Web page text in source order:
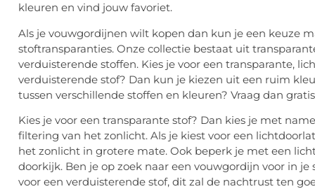
kleuren en vind jouw favoriet.
Als je vouwgordijnen wilt kopen dan kun je een keuze
stoftransparanties. Onze collectie bestaat uit
verduisterende stoffen. Kies je voor een transparante,
verduisterende stof? Dan kun je kiezen uit een ruim
tussen verschillende stoffen en kleuren? Vraag dan
Kies je voor een transparante stof? Dan kies je met
filtering van het zonlicht. Als je kiest voor een
het zonlicht in grotere mate. Ook beperk je met een
doorkijk. Ben je op zoek naar een vouwgordijn voor in je
voor een verduisterende stof, dit zal de nachtrust ten